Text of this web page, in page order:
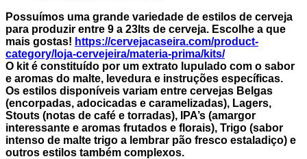
Possuímos uma grande variedade de estilos de cerveja
para produzir entre 9 a 23lts de cerveja. Escolhe a que
mais gostas! https://cervejacaseira.com/product-
category/loja-cervejeira/materia-prima/kits/
O kit é constituído por um extrato lupulado com o sabor
e aromas do malte, levedura e instruções específicas.
Os estilos disponíveis variam entre cervejas Belgas
(encorpadas, adocicadas e caramelizadas), Lagers,
Stouts (notas de café e torradas), IPA’s (amargor
interessante e aromas frutados e florais), Trigo (sabor
intenso de malte trigo a lembrar pão fresco estaladiço) e
outros estilos também complexos.